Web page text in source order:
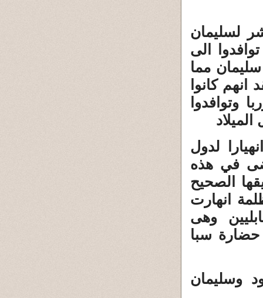
لسليمان
الى
مما
كانوا
وتوافدوا
لدول
في هذه
الصحيح
انهارت
وهى
سبا
وسليمان